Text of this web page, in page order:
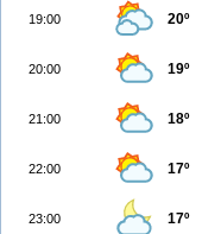
19:00 20º
20:00 19º
21:00 18º
22:00 17º
23:00 17º